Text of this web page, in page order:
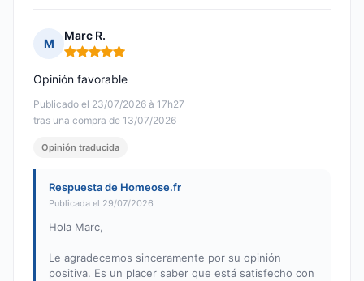
M
Marc R.
Nota: 5 de 5
Publicado el 23/07/2026 à 17h27
tras una compra de 13/07/2026
Opinión favorable
Opinión traducida
Respuesta de Homeose.fr
Publicada el 29/07/2026
Hola Marc,
Le agradecemos sinceramente por su opinión
positiva. Es un placer saber que está satisfecho con